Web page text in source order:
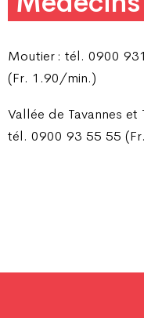
Moutier : tél. 0900
(Fr. 1.90/min.)
Vallée de Tavannes et
tél. 0900 93 55 55